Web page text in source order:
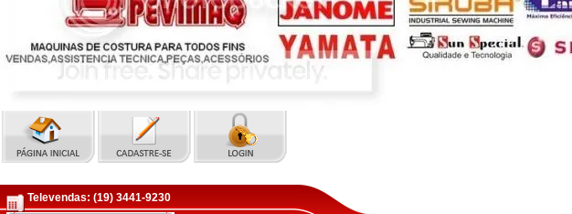
Televendas: (19) 3441-9230